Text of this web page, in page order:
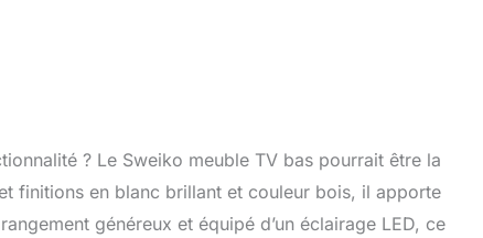
? Le Sweiko meuble TV bas pourrait être la
finitions en blanc brillant et couleur bois, il apporte
généreux et équipé d’un éclairage LED, ce